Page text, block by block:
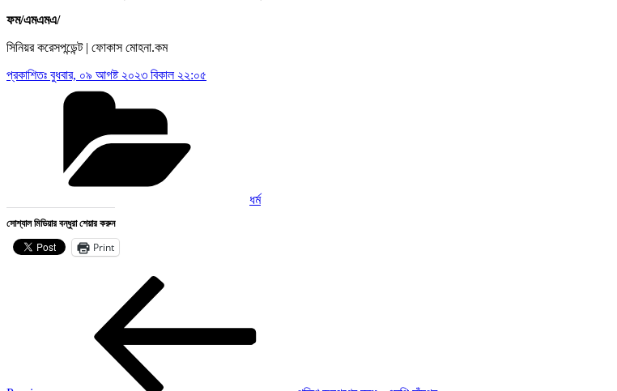
ফম/এমএমএ/
সিনিয়র করেসপন্ডেন্ট | ফোকাস মোহনা.কম
প্রকাশিতঃ বুধবার, ০৯ আগষ্ট ২০২৩ বিকাল ২২:০৫
ধর্ম
সোশ্যাল মিডিয়ার বন্ধুরা শেয়ার করুন
Print